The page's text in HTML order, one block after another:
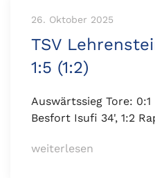
26. Oktober 2025
TSV
1:5 (1:2)
Auswärtssieg Tore:
Besfort Isufi 34', 1:2
weiterlesen